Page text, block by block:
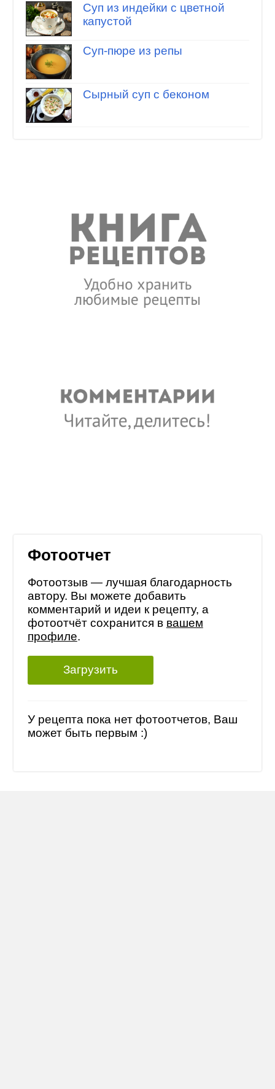
Суп из индейки с цветной
капустой
Суп-пюре из репы
Сырный суп с беконом
Фотоотчет
Фотоотзыв — лучшая благодарность
автору. Вы можете добавить
комментарий и идеи к рецепту, а
фотоотчёт сохранится в вашем
профиле.
Загрузить
У рецепта пока нет фотоотчетов, Ваш
может быть первым :)